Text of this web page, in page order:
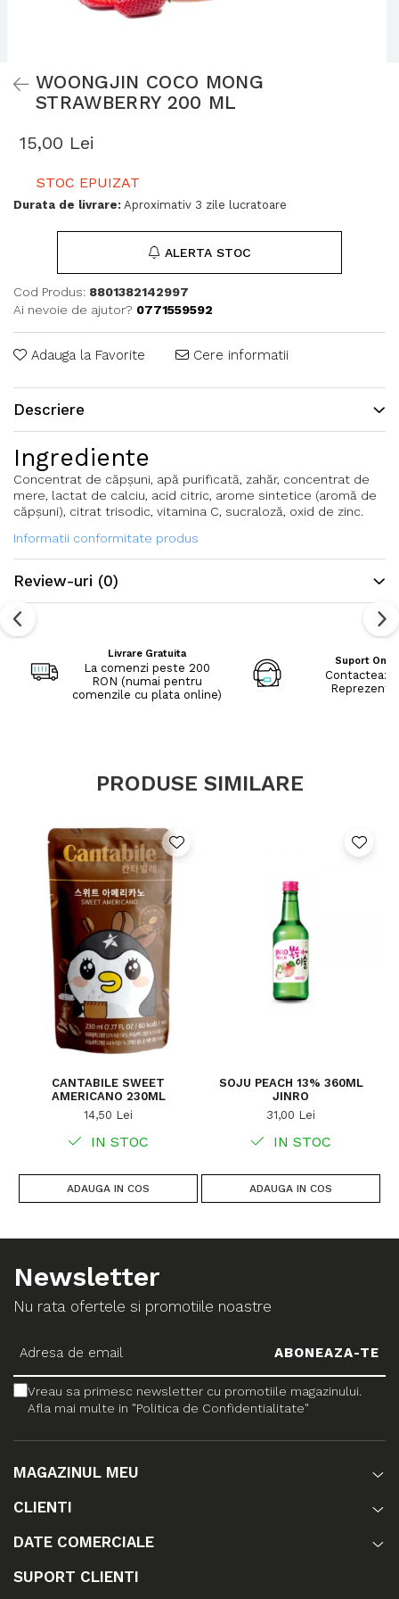
WOONGJIN COCO MONG
STRAWBERRY 200 ML
15,00 Lei
STOC EPUIZAT
Durata de livrare: Aproximativ 3 zile lucratoare
ALERTA STOC
Cod Produs: 8801382142997
Ai nevoie de ajutor? 0771559592
Adauga la Favorite Cere informatii
Descriere
Ingrediente
Concentrat de căpșuni, apă purificată, zahăr, concentrat de
mere, lactat de calciu, acid citric, arome sintetice (aromă de
căpșuni), citrat trisodic, vitamina C, sucraloză, oxid de zinc.
Informatii conformitate produs
Review-uri (0)
Livrare Gratuita
La comenzi peste 200
RON (numai pentru
comenzile cu plata online)
Suport
Contacteaza
PRODUSE SIMILARE
CANTABILE SWEET
AMERICANO 230ML
14,50 Lei
IN STOC
ADAUGA IN COS
SOJU PEACH 13% 360ML
JINRO
31,00 Lei
IN STOC
ADAUGA IN COS
Newsletter
Nu rata ofertele si promotiile noastre
Vreau sa primesc newsletter cu promotiile magazinului.
Afla mai multe in "Politica de Confidentialitate"
MAGAZINUL MEU
CLIENTI
DATE COMERCIALE
SUPORT CLIENTI